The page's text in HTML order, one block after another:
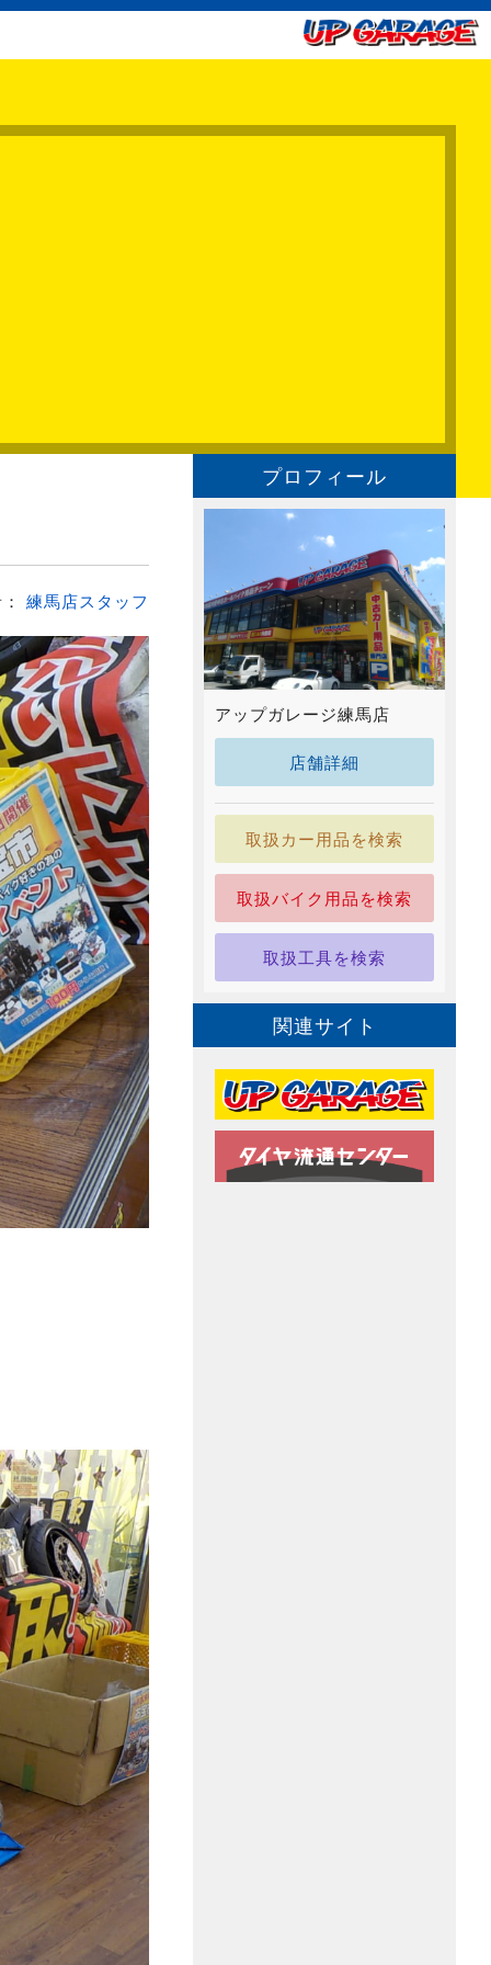
練馬店スタッフ
プロフィール
アップガレージ練馬店
店舗詳細
取扱カー用品を検索
取扱バイク用品を検索
取扱工具を検索
関連サイト